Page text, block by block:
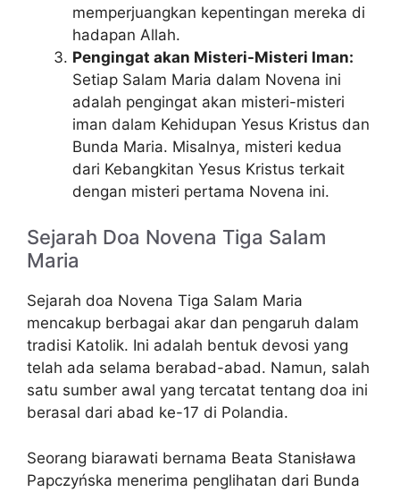
memperjuangkan kepentingan mereka di
hadapan Allah.
Pengingat akan Misteri-Misteri Iman:
Setiap Salam Maria dalam Novena ini
adalah pengingat akan misteri-misteri
iman dalam Kehidupan Yesus Kristus dan
Bunda Maria. Misalnya, misteri kedua
dari Kebangkitan Yesus Kristus terkait
dengan misteri pertama Novena ini.
Sejarah Doa Novena Tiga Salam
Maria
Sejarah doa Novena Tiga Salam Maria
mencakup berbagai akar dan pengaruh dalam
tradisi Katolik. Ini adalah bentuk devosi yang
telah ada selama berabad-abad. Namun, salah
satu sumber awal yang tercatat tentang doa ini
berasal dari abad ke-17 di Polandia.
Seorang biarawati bernama Beata Stanisława
Papczyńska menerima penglihatan dari Bunda